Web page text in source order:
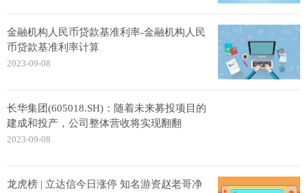
金融机构人民币贷款基准利率-金融机构人民
币贷款基准利率计算
2023-09-08
长华集团(605018.SH)：随着未来募投项目的
建成和投产，公司整体营收将实现翻翻
2023-09-08
龙虎榜 | 立达信今日涨停 知名游资赵老哥净